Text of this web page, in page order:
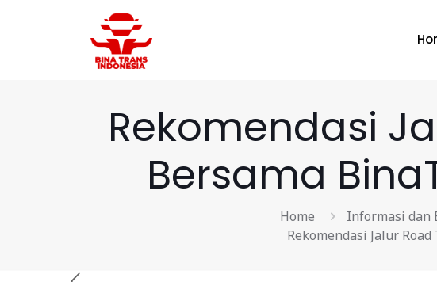
Rekomendasi
Bersama
Home Informasi dan
Rekomendasi Jalur